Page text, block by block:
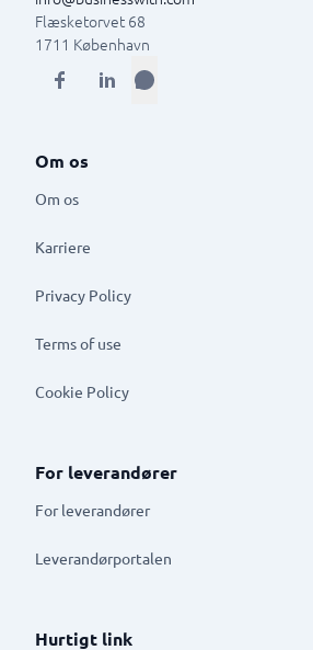
Flæsketorvet 68
1711 København
Om os
Om os
Karriere
Privacy Policy
Terms of use
Cookie Policy
For leverandører
For leverandører
Leverandørportalen
Hurtigt link